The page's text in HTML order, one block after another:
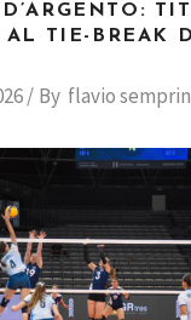
AL TIE-BREAK
By flavio